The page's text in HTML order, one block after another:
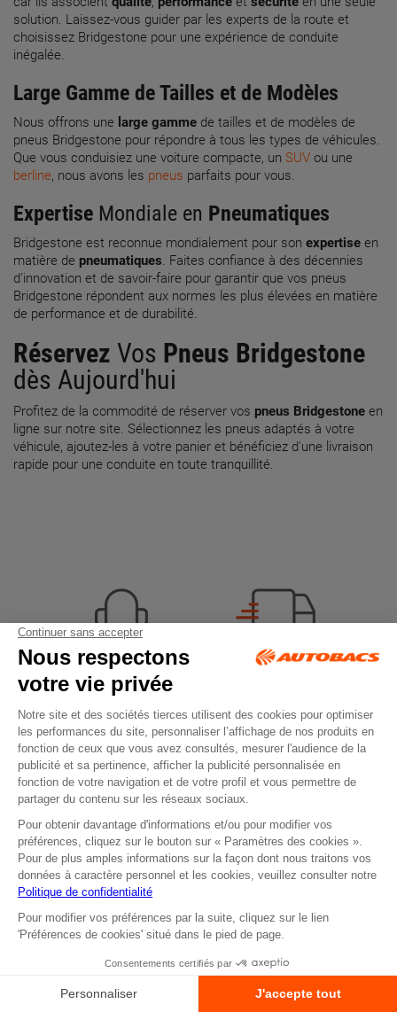
solution. Laissez-vous guider par les experts de la route et
choisissez Bridgestone pour une expérience de conduite
inégalée.
Large Gamme de Tailles et de Modèles
Nous offrons une large gamme de tailles et de modèles de
pneus Bridgestone pour répondre à tous les types de véhicules.
Que vous conduisiez une voiture compacte, un SUV ou une
berline, nous avons les pneus parfaits pour vous.
Expertise Mondiale en Pneumatiques
Bridgestone est reconnue mondialement pour son expertise en
matière de pneumatiques. Faites confiance à des décennies
d'innovation et de savoir-faire pour garantir que vos pneus
Bridgestone répondent aux normes les plus élevées en matière
de performance et de durabilité.
Réservez Vos Pneus Bridgestone
dès Aujourd'hui
Profitez de la commodité de réserver vos pneus Bridgestone en
ligne sur notre site. Sélectionnez les pneus adaptés à votre
véhicule, ajoutez-les à votre panier et bénéficiez d'une livraison
rapide pour une conduite en toute tranquillité.
SERVICE
CLIENTS
Disponible
LIVRAISON
48/72H
17h30
RETRAIT
EN MAGASIN
Commande
disponible sous 2H
DEVIS EN LIGNE
Réservez votre
prestation